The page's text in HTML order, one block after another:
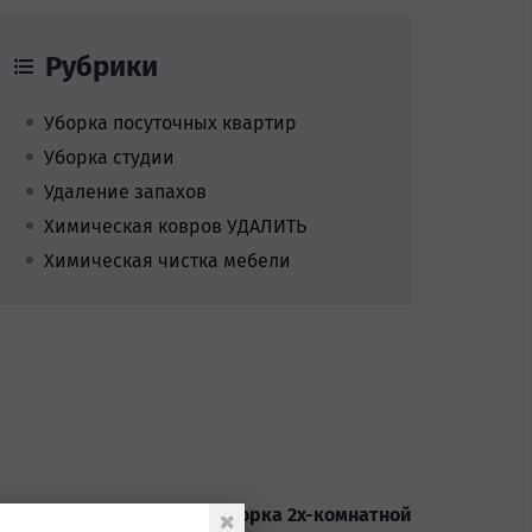
Рубрики
Уборка посуточных квартир
Уборка студии
Удаление запахов
Химическая ковров УДАЛИТЬ
Химическая чистка мебели
Генеральная уборка 2х-комнатной